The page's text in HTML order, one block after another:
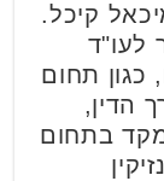
קיכל.
לעו"ד
תחום
הדין,
בתחום